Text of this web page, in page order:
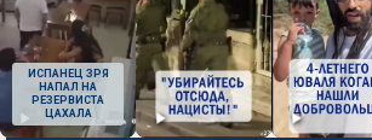
ИСПАНЕЦ ЗРЯ
НАПАЛ НА
РЕЗЕРВИСТА
ЦАХАЛА